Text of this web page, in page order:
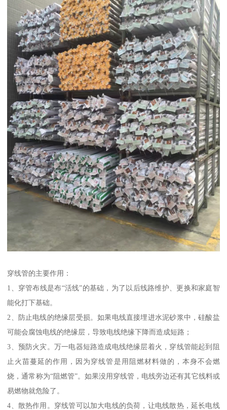
穿线管的主要作用：
1、穿管布线是布“活线”的基础，为了以后线路维护、更换和家庭智
能化打下基础。
2、防止电线的绝缘层受损。如果电线直接埋进水泥砂浆中，硅酸盐
可能会腐蚀电线的绝缘层，导致电线绝缘下降而造成短路；
3、预防火灾。万一电器短路造成电线绝缘层着火，穿线管能起到阻
止火苗蔓延的作用，因为穿线管是用阻燃材料做的，本身不会燃
烧，通常称为“阻燃管”。如果没用穿线管，电线旁边还有其它线料或
易燃物就危险了。
4、散热作用。穿线管可以加大电线的负荷，让电线散热，延长电线